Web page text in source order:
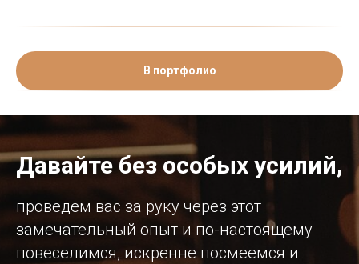
В портфолио
Давайте без особых усилий,
проведем вас за руку через этот
замечательный опыт и по-настоящему
повеселимся, искренне посмеемся и